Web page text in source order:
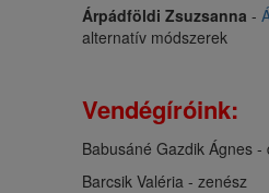
Árpádföldi Zsuzsanna -
alternatív módszerek
Vendégíróink:
Babusáné Gazdik Ágnes
Barcsik Valéria - zenész